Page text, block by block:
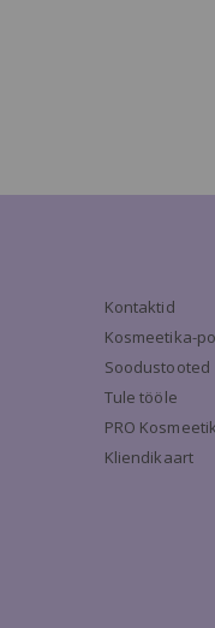
Kontaktid
Kosmeetika-
Soodustooted
Tule tööle
PRO
Kliendikaart